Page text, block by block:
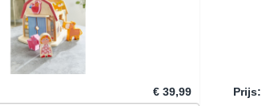
€ 39,99 Prijs: